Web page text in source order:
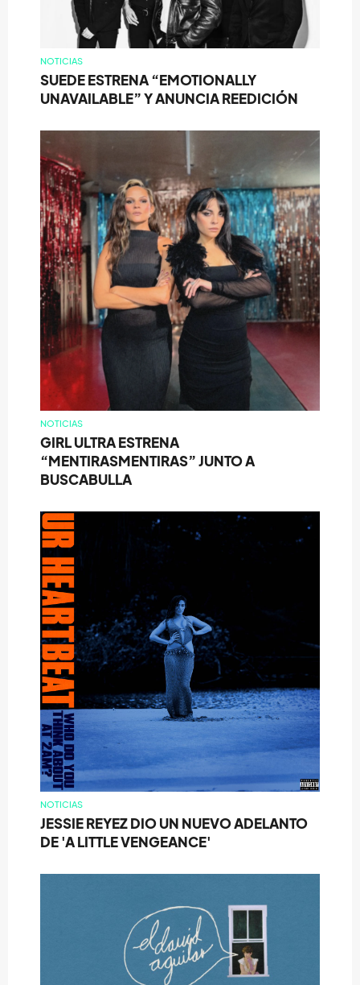
NOTICIAS
SUEDE ESTRENA “EMOTIONALLY
UNAVAILABLE” Y ANUNCIA REEDICIÓN
NOTICIAS
GIRL ULTRA ESTRENA
“MENTIRASMENTIRAS” JUNTO A
BUSCABULLA
NOTICIAS
JESSIE REYEZ DIO UN NUEVO ADELANTO
DE 'A LITTLE VENGEANCE'